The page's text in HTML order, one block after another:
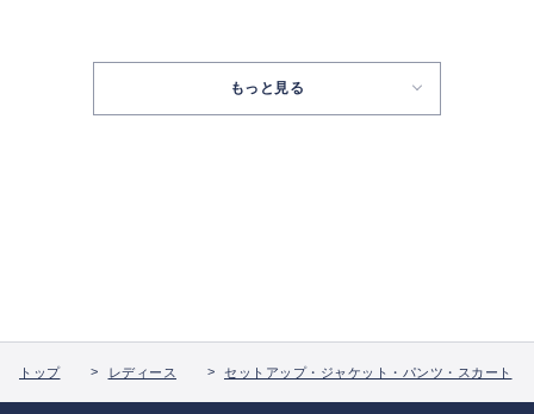
もっと見る
トップ レディース セットアップ・ジャケット・パンツ・スカート